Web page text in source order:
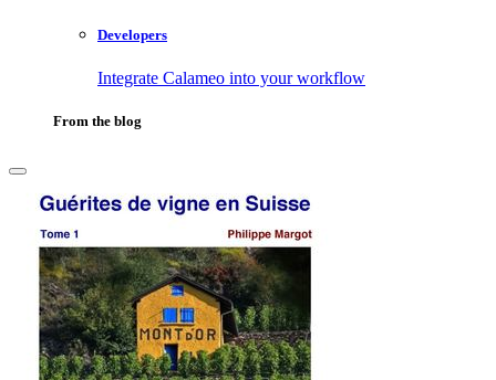
Developers
Integrate Calameo into your workflow
From the blog